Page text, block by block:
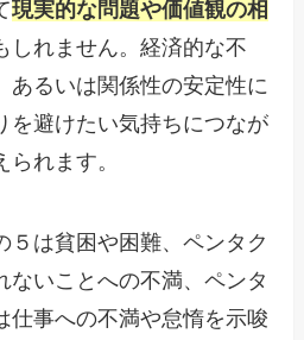
現実的な問題や価値観の相
しれません。経済的な不
あるいは関係性の安定性に
を避けたい気持ちにつなが
れます。
５は貧困や困難、ペンタク
ないことへの不満、ペンタ
仕事への不満や怠惰を示唆